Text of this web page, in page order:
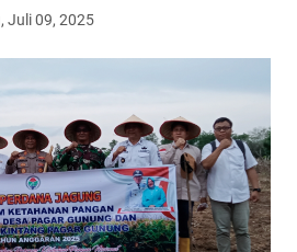
Juli 09, 2025